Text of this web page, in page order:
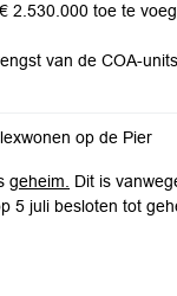
2.530.000 toe te
van de COA-
op de Pier
geheim.
Dit is
5 juli besloten tot